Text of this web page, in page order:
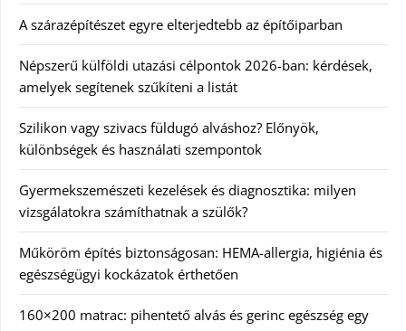
A szárazépítészet egyre elterjedtebb az építőiparban
Népszerű külföldi utazási célpontok 2026-ban: kérdések,
amelyek segítenek szűkíteni a listát
Szilikon vagy szivacs füldugó alváshoz? Előnyök,
különbségek és használati szempontok
Gyermekszemészeti kezelések és diagnosztika: milyen
vizsgálatokra számíthatnak a szülők?
Műköröm építés biztonságosan: HEMA-allergia, higiénia és
egészségügyi kockázatok érthetően
160×200 matrac: pihentető alvás és gerinc egészség egy